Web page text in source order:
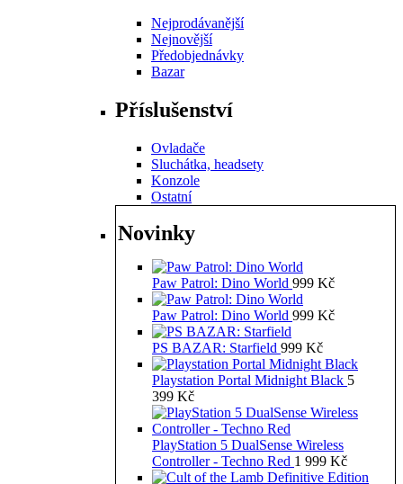
Nejprodávanější
Nejnovější
Předobjednávky
Bazar
Příslušenství
Ovladače
Sluchátka, headsety
Konzole
Ostatní
Novinky
Paw Patrol: Dino World 999 Kč
Paw Patrol: Dino World 999 Kč
PS BAZAR: Starfield 999 Kč
Playstation Portal Midnight Black 5
399 Kč
PlayStation 5 DualSense Wireless
Controller - Techno Red 1 999 Kč